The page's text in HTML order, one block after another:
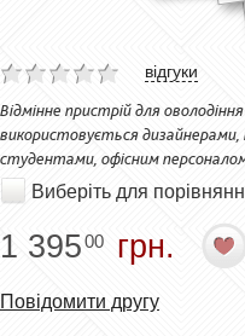
відгуки
Відмінне пристрій для
використовується
студентами, офісним
Виберіть для
1 39500 грн.
Повідомити другу